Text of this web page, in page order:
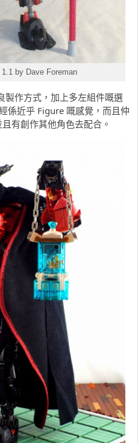
by Dave Foreman
製作方式，加上多左組件嘅選
係近乎 Figure 嘅感覺，而且仲
有創作其他角色去配合。